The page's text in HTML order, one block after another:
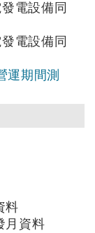
電設備同
電設備同
運期間測
料
月資料